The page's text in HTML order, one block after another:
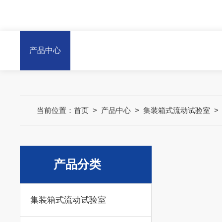
产品中心
当前位置：首页 > 产品中心 >集装箱式流动试验室
产品分类
集装箱式流动试验室